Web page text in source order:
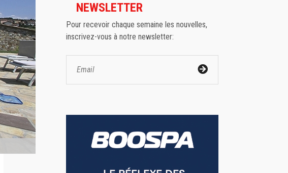
NEWSLETTER
Pour recevoir chaque semaine les nouvelles,
inscrivez-vous à notre newsletter: